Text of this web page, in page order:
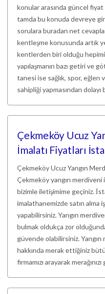
konular arasında güncel
tamda bu konuda devreye
sorulara buradan net
kentleşme konusunda artık
kentlerden biri olduğu
yapılaşmanın bazı getiri ve
tanesi ise sağlık, spor, eğlen
sahipliği yapmasından
Çekmeköy Ucuz
İmalatı Fiyatları
Çekmeköy Ucuz Yangın
Çekmeköy yangın
bizimle iletişimime geçiniz.
imalathanemizde satın alma
yapabilirsiniz. Yangın
bulmak oldukça zor
güvende olabilirsiniz.
hakkında merak ettiğiniz
firmamızı arayarak merağınızı